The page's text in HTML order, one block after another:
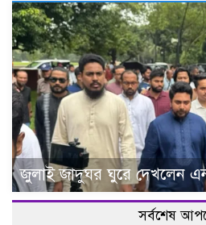
জুলাই জাদুঘর ঘুরে দেখলেন
সর্বশেষ